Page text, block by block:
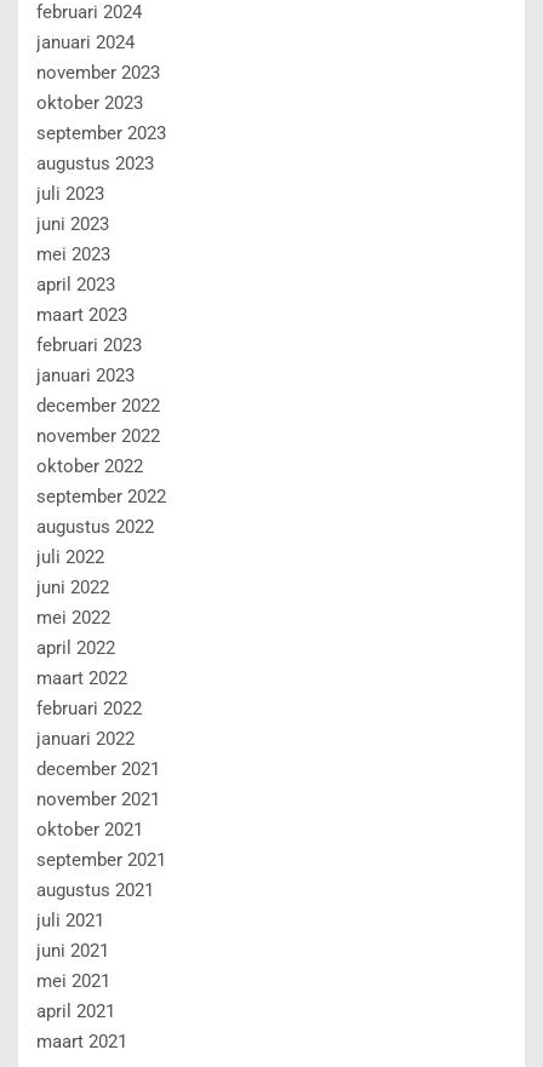
februari 2024
januari 2024
november 2023
oktober 2023
september 2023
augustus 2023
juli 2023
juni 2023
mei 2023
april 2023
maart 2023
februari 2023
januari 2023
december 2022
november 2022
oktober 2022
september 2022
augustus 2022
juli 2022
juni 2022
mei 2022
april 2022
maart 2022
februari 2022
januari 2022
december 2021
november 2021
oktober 2021
september 2021
augustus 2021
juli 2021
juni 2021
mei 2021
april 2021
maart 2021